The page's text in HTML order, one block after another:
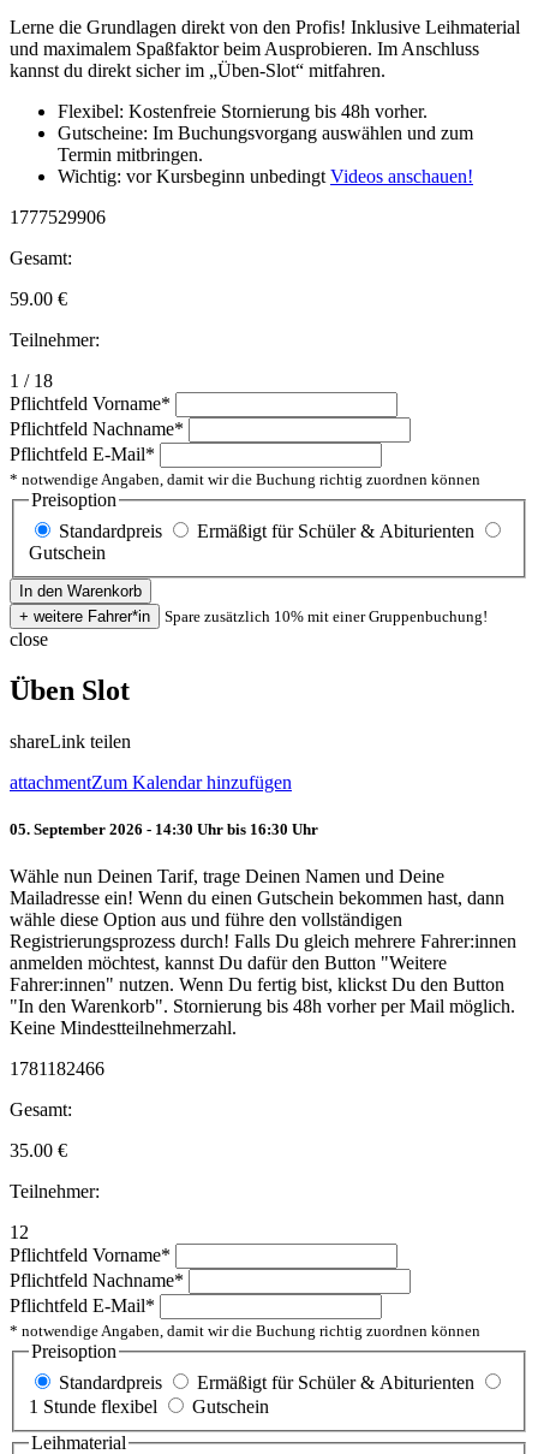
Lerne die Grundlagen direkt von den Profis! Inklusive Leihmaterial
und maximalem Spaßfaktor beim Ausprobieren. Im Anschluss
kannst du direkt sicher im „Üben-Slot“ mitfahren.
Flexibel: Kostenfreie Stornierung bis 48h vorher.
Gutscheine: Im Buchungsvorgang auswählen und zum
Termin mitbringen.
Wichtig: vor Kursbeginn unbedingt Videos anschauen!
1777529906
Gesamt:
59.00 €
Teilnehmer:
1 / 18
Pflichtfeld Vorname*
Pflichtfeld Nachname*
Pflichtfeld E-Mail*
* notwendige Angaben, damit wir die Buchung richtig zuordnen können
Preisoption
Standardpreis
Ermäßigt für Schüler & Abiturienten
Gutschein
Spare zusätzlich 10% mit einer Gruppenbuchung!
close
Üben Slot
shareLink teilen
attachmentZum Kalendar hinzufügen
05. September 2026 - 14:30 Uhr bis 16:30 Uhr
Wähle nun Deinen Tarif, trage Deinen Namen und Deine
Mailadresse ein! Wenn du einen Gutschein bekommen hast, dann
wähle diese Option aus und führe den vollständigen
Registrierungsprozess durch! Falls Du gleich mehrere Fahrer:innen
anmelden möchtest, kannst Du dafür den Button "Weitere
Fahrer:innen" nutzen. Wenn Du fertig bist, klickst Du den Button
"In den Warenkorb". Stornierung bis 48h vorher per Mail möglich.
Keine Mindestteilnehmerzahl.
1781182466
Gesamt:
35.00 €
Teilnehmer:
12
Pflichtfeld Vorname*
Pflichtfeld Nachname*
Pflichtfeld E-Mail*
* notwendige Angaben, damit wir die Buchung richtig zuordnen können
Preisoption
Standardpreis
Ermäßigt für Schüler & Abiturienten
1 Stunde flexibel
Gutschein
Leihmaterial